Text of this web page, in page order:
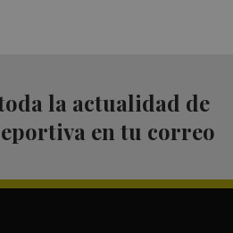
la actualidad de
en tu correo